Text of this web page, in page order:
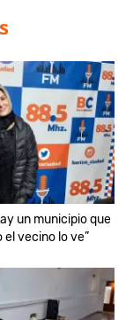
un municipio que
vecino lo ve”